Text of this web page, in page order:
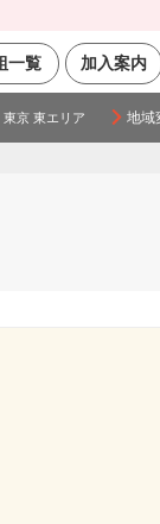
加入案内
一覧
東京 東エリア 地域